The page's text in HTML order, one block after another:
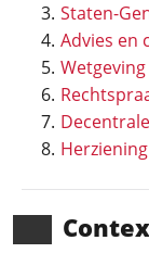
Staten-
Advies en